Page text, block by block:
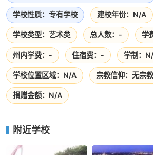
学校性质：专有学校 建校年份：N/A
学校类型：艺术类 总人数：- 学
州内学费：- 住宿费：- 学制：
学校位置区域：N/A 宗教信仰：无宗
捐赠金额：N/A
附近学校